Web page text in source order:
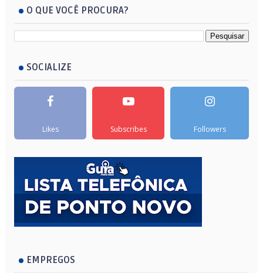
O QUE VOCÊ PROCURA?
SOCIALIZE
Likes Subscribes Followers
EMPREGOS